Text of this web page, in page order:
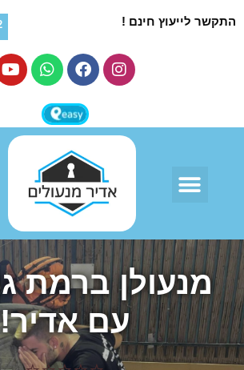
! התקשר לייעוץ חינם
מנעולן ברמת
עם אדיר!